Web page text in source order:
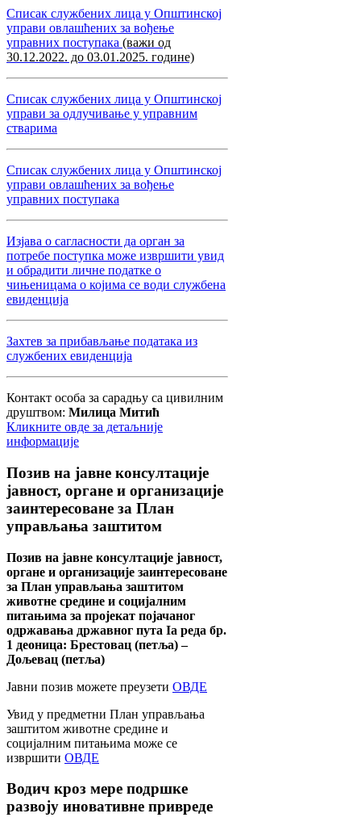
Списак службених лица у Општинској
управи овлашћених за вођење
управних поступака (важи од
30.12.2022. до 03.01.2025. године)
Списак службених лица у Општинској
управи за одлучивање у управним
стварима
Списак службених лица у Општинској
управи овлашћених за вођење
управних поступака
Изјава о сагласности да орган за
потребе поступка може извршити увид
и обрадити личне податке о
чињеницама о којима се води службена
евиденција
Захтев за прибављање података из
службених евиденција
Контакт особа за сарадњу са цивилним
друштвом: Милица Митић
Кликните овде за детаљније
информације
Позив на јавне консултације
јавност, органе и организације
заинтересоване за План
управљања заштитом
Позив на јавне консултације јавност,
органе и организације заинтересоване
за План управљања заштитом
животне средине и социјалним
питањима за пројекат појачаног
одржавања државног пута Ia реда бр.
1 деоница: Брестовац (петља) –
Дољевац (петља)
Јавни позив можете преузети ОВДЕ
Увид у предметни План управљања
заштитом животне средине и
социјалним питањима може се
извршити ОВДЕ
Водич кроз мере подршке
развоју иновативне привреде